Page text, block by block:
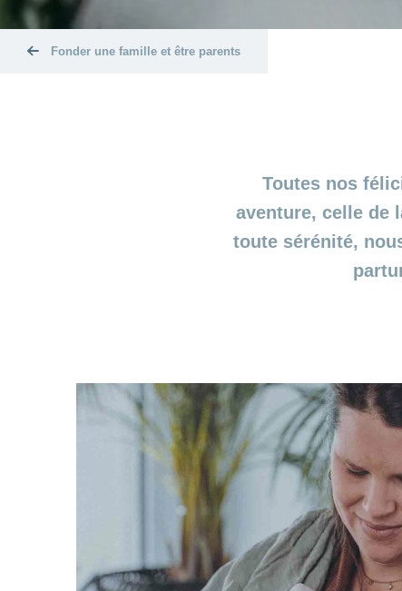
Fonder une famille et être parents
Toutes nos
aventure, celle de
toute sérénité,